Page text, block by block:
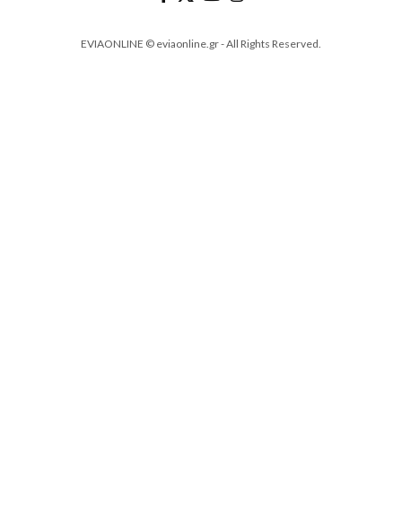
EVIAONLINE © eviaonline.gr - All Rights Reserved.